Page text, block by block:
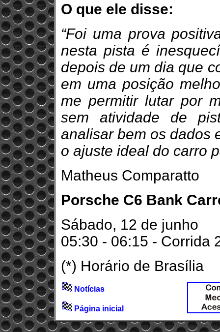
O que ele disse:
“Foi uma prova
nesta pista é
depois de um dia que
em uma posição
me permitir lutar por
sem atividade de
analisar bem os dados
o ajuste ideal do carro
Matheus Comparatto
Porsche C6 Bank
Sábado, 12 de junho
05:30 - 06:15 - Corrida
(*) Horário de Brasília
Notícias
Página inicial